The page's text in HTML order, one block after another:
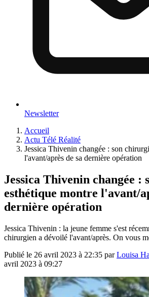
Newsletter
Accueil
Actu Télé Réalité
Jessica Thivenin changée : son
l'avant/après de sa dernière opération
Jessica Thivenin changée :
esthétique montre l'avant/
dernière opération
Jessica Thivenin : la jeune femme s'est
chirurgien a dévoilé l'avant/après. On vous
Publié le 26 avril 2023 à 22:35 parLouisa
avril 2023 à 09:27